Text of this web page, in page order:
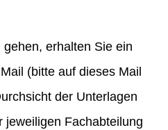
erhalten Sie ein
(bitte auf dieses Mail
der Unterlagen
jeweiligen Fachabteilung